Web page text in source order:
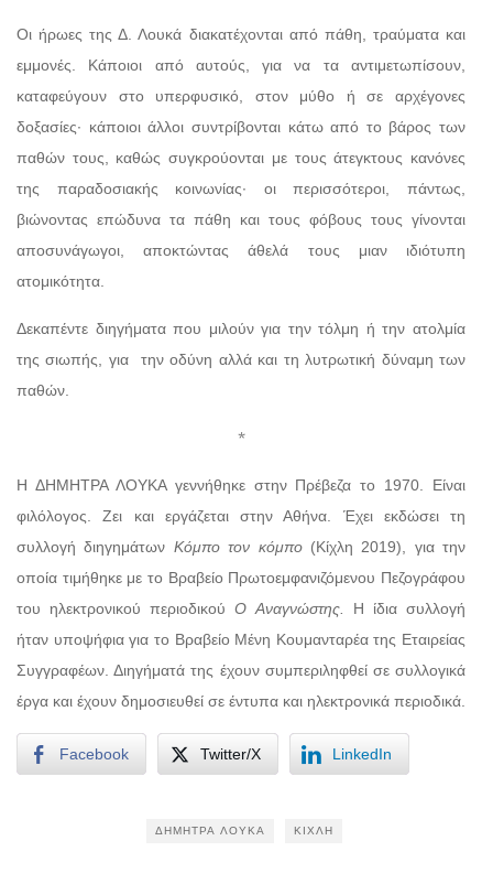
Οι ήρωες της Δ. Λουκά διακατέχονται από πάθη, τραύματα και
εμμονές. Κάποιοι από αυτούς, για να τα αντιμετωπίσουν,
καταφεύγουν στο υπερφυσικό, στον μύθο ή σε αρχέγονες
δοξασίες· κάποιοι άλλοι συντρίβονται κάτω από το βάρος των
παθών τους, καθώς συγκρούονται με τους άτεγκτους κανόνες
της παραδοσιακής κοινωνίας· οι περισσότεροι, πάντως,
βιώνοντας επώδυνα τα πάθη και τους φόβους τους γίνονται
αποσυνάγωγοι, αποκτώντας άθελά τους μιαν ιδιότυπη
ατομικότητα.
Δεκαπέντε διηγήματα που μιλούν για την τόλμη ή την ατολμία
της σιωπής, για την οδύνη αλλά και τη λυτρωτική δύναμη των
παθών.
*
Η ΔΗΜΗΤΡΑ ΛΟΥΚΑ γεννήθηκε στην Πρέβεζα το 1970. Είναι
φιλόλογος. Ζει και εργάζεται στην Αθήνα. Έχει εκδώσει τη
συλλογή διηγημάτων Κόμπο τον κόμπο(Κίχλη 2019), για την
οποία τιμήθηκε με το Βραβείο Πρωτοεμφανιζόμενου Πεζογράφου
του ηλεκτρονικού περιοδικούΟ Αναγνώστης.
Η ίδια συλλογή
ήταν υποψήφια για το Βραβείο Μένη Κουμανταρέα της Εταιρείας
Συγγραφέων. Διηγήματά της έχουν συμπεριληφθεί σε συλλογικά
έργα και έχουν δημοσιευθεί σε έντυπα και ηλεκτρονικά περιοδικά.
Facebook Twitter/X LinkedIn
ΔΉΜΗΤΡΑ ΛΟΥΚΆ ΚΊΧΛΗ